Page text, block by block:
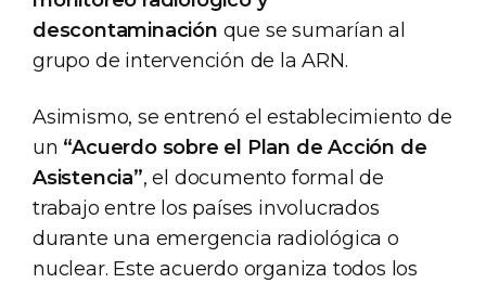
descontaminación que se sumarían al
grupo de intervención de la ARN.
Asimismo, se entrenó el establecimiento de
un “Acuerdo sobre el Plan de Acción de
Asistencia”, el documento formal de
trabajo entre los países involucrados
durante una emergencia radiológica o
nuclear. Este acuerdo organiza todos los